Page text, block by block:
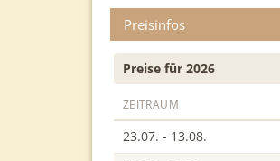
Preisinfos
Preise für 2026
ZEITRAUM
23.07. - 13.08.